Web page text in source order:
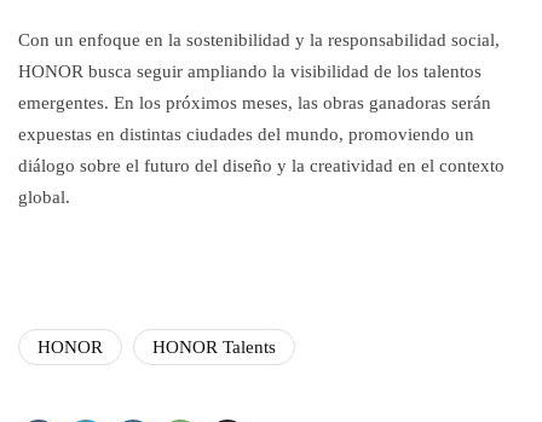
Con un enfoque en la sostenibilidad y la responsabilidad social,
HONOR busca seguir ampliando la visibilidad de los talentos
emergentes. En los próximos meses, las obras ganadoras serán
expuestas en distintas ciudades del mundo, promoviendo un
diálogo sobre el futuro del diseño y la creatividad en el contexto
global.
HONOR HONOR Talents